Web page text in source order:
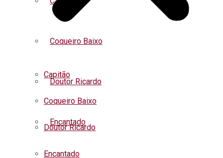
Coqueiro Baixo
Doutor Ricardo
Encantado
Capitão
Coqueiro Baixo
Doutor Ricardo
Encantado